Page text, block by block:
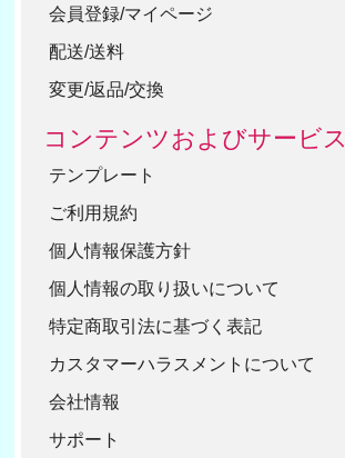
会員登録/マイページ
配送/送料
変更/返品/交換
コンテンツおよびサービス
テンプレート
ご利用規約
個人情報保護方針
個人情報の取り扱いについて
特定商取引法に基づく表記
カスタマーハラスメントについて
会社情報
サポート